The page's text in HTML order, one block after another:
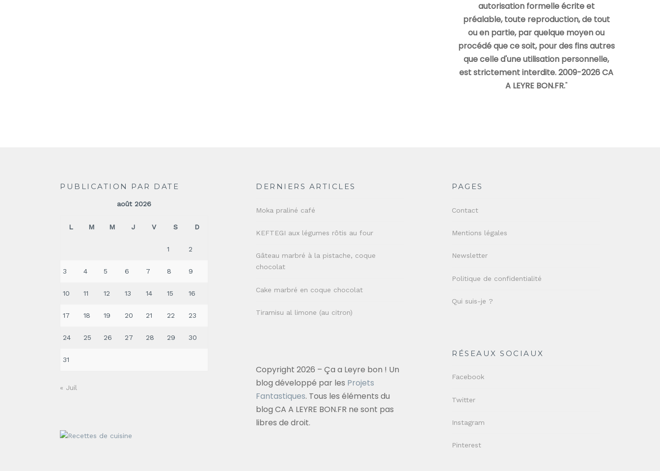
autorisation formelle écrite et
préalable, toute reproduction, de tout
ou en partie, par quelque moyen ou
procédé que ce soit, pour des fins autres
que celle d'une utilisation personnelle,
est strictement interdite. 2009-2026 CA
A LEYRE BON.FR."
PUBLICATION PAR DATE
août 2026
L M M J V S D
1 2
3 4 5 6 7 8 9
10 11 12 13 14 15 16
17 18 19 20 21 22 23
24 25 26 27 28 29 30
31
« Juil
DERNIERS ARTICLES
Moka praliné café
KEFTEGI aux légumes rôtis au four
Gâteau marbré à la pistache, coque
chocolat
Cake marbré en coque chocolat
Tiramisu al limone (au citron)
Copyright 2026 – Ça a Leyre bon ! Un
blog développé par les Projets
Fantastiques. Tous les éléments du
blog CA A LEYRE BON.FR ne sont pas
libres de droit.
PAGES
Contact
Mentions légales
Newsletter
Politique de confidentialité
Qui suis-je ?
RÉSEAUX SOCIAUX
Facebook
Twitter
Instagram
Pinterest